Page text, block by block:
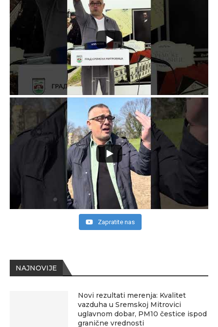
NAJNOVIJE
Novi rezultati merenja: Kvalitet
vazduha u Sremskoj Mitrovici
uglavnom dobar, PM10 čestice ispod
granične vrednosti
Zapratite nas